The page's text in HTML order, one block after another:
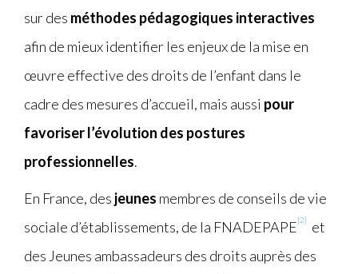
sur des méthodes pédagogiques interactives
afin de mieux identifier les enjeux de la mise en
œuvre effective des droits de l’enfant dans le
cadre des mesures d’accueil, mais aussi pour
favoriser l’évolution des postures
professionnelles.
En France, des jeunes membres de conseils de vie
sociale d’établissements, de la FNADEPAPE[2]
et
des Jeunes ambassadeurs des droits auprès des